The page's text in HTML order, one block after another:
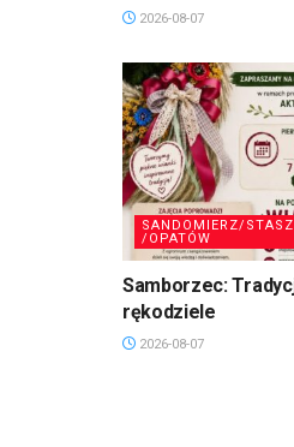
2026-08-07
SANDOMIERZ/
/OPATÓW
Samborzec:
rękodziele
2026-08-07